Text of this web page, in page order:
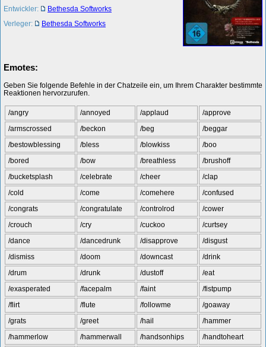
Entwickler:
Bethesda Softworks
Verleger:
Bethesda Softworks
Emotes:
Geben Sie folgende Befehle in der Chatzeile ein, um Ihrem Charakter bestimmte
Reaktionen hervorzurufen.
/angry /annoyed /applaud
/approve
/armscrossed
/beckon /beg
/beggar
/bestowblessing
/bless /blowkiss
/boo
/bored
/bow /breathless
/brushoff
/bucketsplash
/celebrate /cheer
/clap
/cold
/come /comehere
/confused
/congrats
/congratulate /controlrod
/cower
/crouch
/cry /cuckoo
/curtsey
/dance
/dancedrunk /disapprove
/disgust
/dismiss
/doom /downcast
/drink
/drum
/drunk /dustoff
/eat
/exasperated
/facepalm /faint
/fistpump
/flirt
/flute /followme
/goaway
/grats
/greet /hail
/hammer
/hammerlow
/hammerwall /handsonhips
/handtoheart